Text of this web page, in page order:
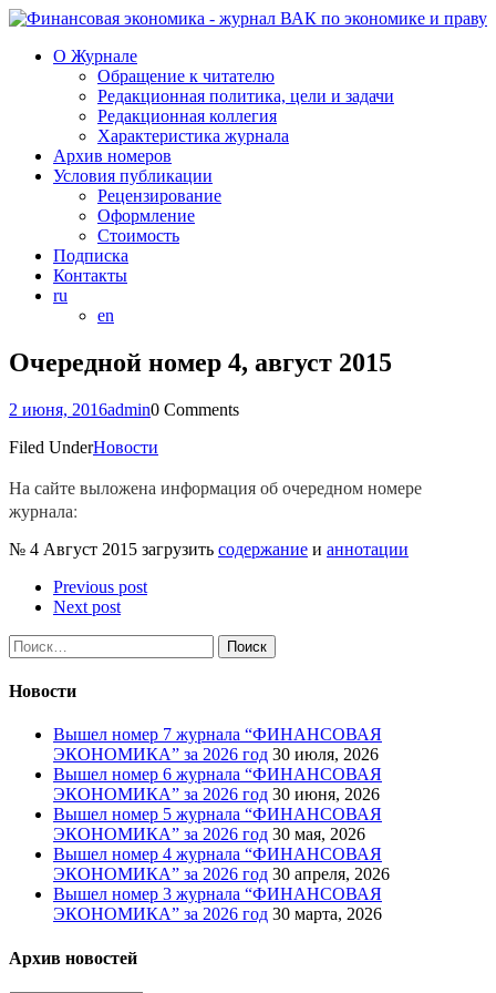
О Журнале
Обращение к читателю
Редакционная политика, цели и задачи
Редакционная коллегия
Характеристика журнала
Архив номеров
Условия публикации
Рецензирование
Оформление
Стоимость
Подписка
Контакты
ru
en
Очередной номер 4, август 2015
2 июня, 2016admin0 Comments
Filed UnderНовости
На сайте выложена информация об очередном номере
журнала:
№ 4 Август 2015 загрузить содержание и аннотации
Previous post
Next post
Найти:
Новости
Вышел номер 7 журнала “ФИНАНСОВАЯ
ЭКОНОМИКА” за 2026 год 30 июля, 2026
Вышел номер 6 журнала “ФИНАНСОВАЯ
ЭКОНОМИКА” за 2026 год 30 июня, 2026
Вышел номер 5 журнала “ФИНАНСОВАЯ
ЭКОНОМИКА” за 2026 год 30 мая, 2026
Вышел номер 4 журнала “ФИНАНСОВАЯ
ЭКОНОМИКА” за 2026 год 30 апреля, 2026
Вышел номер 3 журнала “ФИНАНСОВАЯ
ЭКОНОМИКА” за 2026 год 30 марта, 2026
Архив новостей